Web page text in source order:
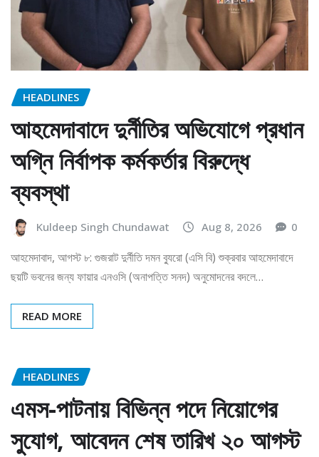
HEADLINES
আহমেদাবাদে দুর্নীতির অভিযোগে প্রধান
অগ্নি নির্বাপক কর্মকর্তার বিরুদ্ধে
ব্যবস্থা
Kuldeep Singh Chundawat Aug 8, 2026 0
আহমেদাবাদ, আগস্ট ৮: গুজরাট দুর্নীতি দমন ব্যুরো (এসি বি) শুক্রবার আহমেদাবাদে
ছয়টি ভবনের জন্য ফায়ার এনওসি (অনাপত্তি সনদ) অনুমোদনের বদলে…
READ MORE
HEADLINES
এমস-পাটনায় বিভিন্ন পদে নিয়োগের
সুযোগ, আবেদন শেষ তারিখ ২০ আগস্ট